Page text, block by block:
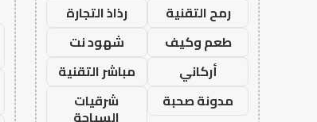
رمح التقنية
رذاذ التجارة
طعم وكيف
شهود نت
أركاني
مباشر التقنية
مدونة صحبة
شرقيات